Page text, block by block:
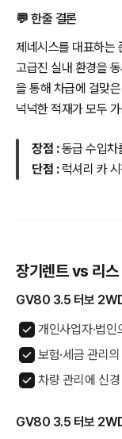
💬 한줄 결론
제네시스를 대표하는
고급진 실내 환경을
을 통해 차급에 걸맞
넉넉한 적재가 모두
장점 :동급 수입차
단점 : 럭셔리 카
장기렌트 vs 리스
GV80 3.5 터보
개인사업자·법
보험·세금 관리
차량 관리에 신
GV80 3.5 터보